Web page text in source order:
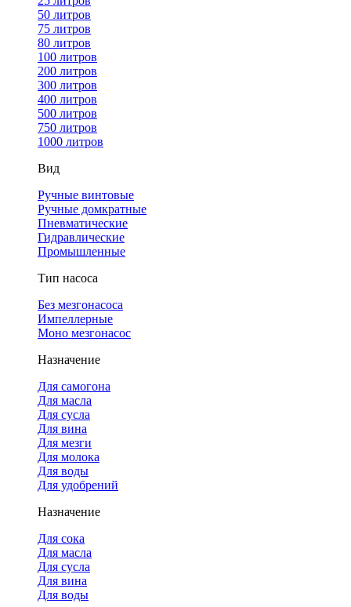
50 литров
75 литров
80 литров
100 литров
200 литров
300 литров
400 литров
500 литров
750 литров
1000 литров
Вид
Ручные винтовые
Ручные домкратные
Пневматические
Гидравлические
Промышленные
Тип насоса
Без мезгонасоса
Импеллерные
Моно мезгонасос
Назначение
Для самогона
Для масла
Для сусла
Для вина
Для мезги
Для молока
Для воды
Для удобрений
Назначение
Для сока
Для масла
Для сусла
Для вина
Для воды